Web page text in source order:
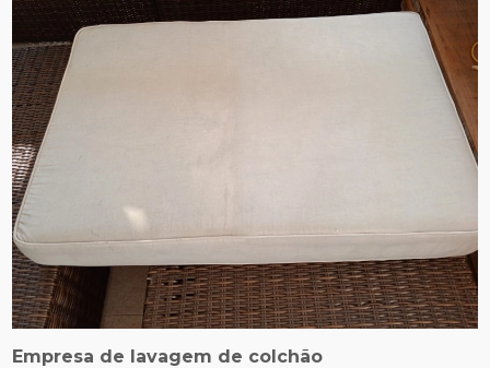
Empresa de lavagem de colchão